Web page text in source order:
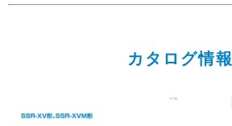
カタログ情報